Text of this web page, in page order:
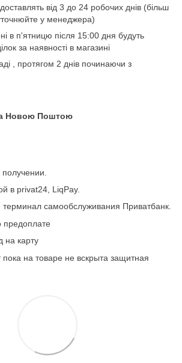
від 3 до 24 робочих днів (більш
у менеджера)
в п'ятницю після 15:00 дня будуть
за наявності в магазині
, протягом 2 днів починаючи з
Новою Поштою
в privat24, LiqPay.
терминал самообслуживания Приватбанк.
на карту
пока на товаре не вскрыта защитная